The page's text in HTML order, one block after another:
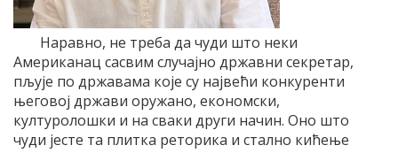
Наравно, не треба да чуди што неки
Американац сасвим случајно државни секретар,
пљује по државама које су највећи конкуренти
његовој држави оружано, економски,
културолошки и на сваки други начин. Оно што
чуди јесте та плитка реторика и стално кићење